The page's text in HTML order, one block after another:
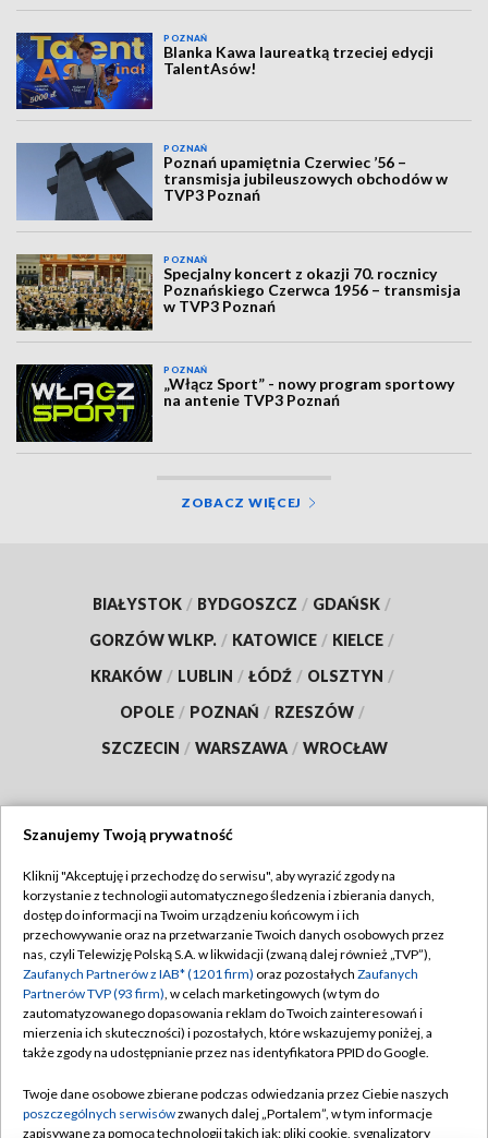
POZNAŃ
Blanka Kawa laureatką trzeciej edycji
TalentAsów!
POZNAŃ
Poznań upamiętnia Czerwiec ’56 –
transmisja jubileuszowych obchodów w
TVP3 Poznań
POZNAŃ
Specjalny koncert z okazji 70. rocznicy
Poznańskiego Czerwca 1956 – transmisja
w TVP3 Poznań
POZNAŃ
„Włącz Sport” - nowy program sportowy
na antenie TVP3 Poznań
ZOBACZ WIĘCEJ
BIAŁYSTOK / BYDGOSZCZ / GDAŃSK /
GORZÓW WLKP. / KATOWICE / KIELCE /
KRAKÓW / LUBLIN / ŁÓDŹ / OLSZTYN /
OPOLE / POZNAŃ / RZESZÓW /
SZCZECIN / WARSZAWA / WROCŁAW
TVP
Abonament TVP
Emisja w TVP
Centrum informacji TVP
Naziemna Telewizja Cyfrowa
Rada Programowa
Regulamin TVP
Polityka prywatności
Moje zgody
Pomoc
Kontakt
Szanujemy Twoją prywatność
Kliknij "Akceptuję i przechodzę do serwisu", aby wyrazić zgody na
korzystanie z technologii automatycznego śledzenia i zbierania danych,
dostęp do informacji na Twoim urządzeniu końcowym i ich
przechowywanie oraz na przetwarzanie Twoich danych osobowych przez
nas, czyli Telewizję Polską S.A. w likwidacji (zwaną dalej również „TVP”),
Zaufanych Partnerów z IAB* (1201 firm) oraz pozostałych Zaufanych
Partnerów TVP (93 firm), w celach marketingowych (w tym do
zautomatyzowanego dopasowania reklam do Twoich zainteresowań i
mierzenia ich skuteczności) i pozostałych, które wskazujemy poniżej, a
także zgody na udostępnianie przez nas identyfikatora PPID do Google.
Twoje dane osobowe zbierane podczas odwiedzania przez Ciebie naszych
poszczególnych serwisówzwanych dalej „Portalem”, w tym informacje
zapisywane za pomocą technologii takich jak: pliki cookie, sygnalizatory